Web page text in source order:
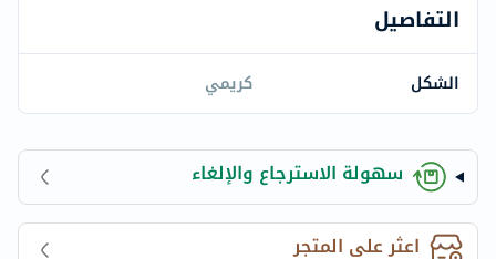
التفاصيل
الشكل كريمي
سهولة الاسترجاع والإلغاء
اعثر على المتجر